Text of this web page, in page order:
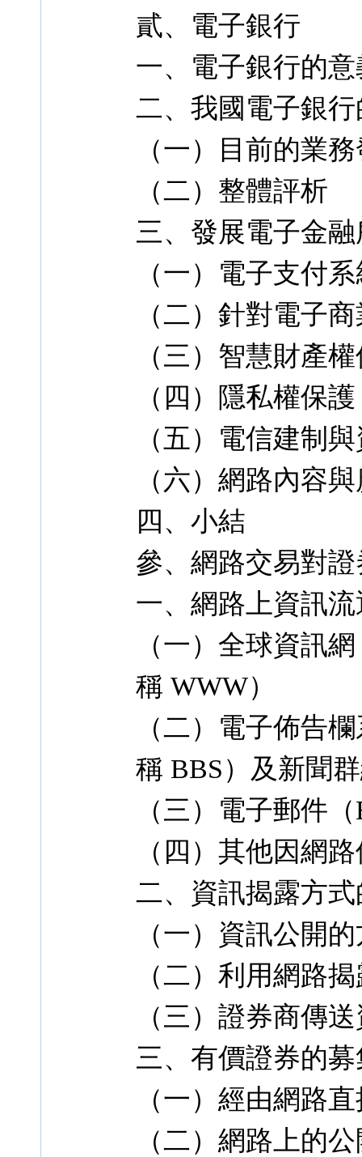
貳、電子銀行
一、電子銀行的意
二、我國電子銀
（一）目前的業
（二）整體評析
三、發展電子金
（一）電子支付
（二）針對電子
（三）智慧財產
（四）隱私權保護
（五）電信建制
（六）網路內容
四、小結
參、網路交易對
一、網路上資訊
（一）全球資訊
稱 WWW）
（二）電子佈告
稱 BBS）及新聞
（三）電子郵件
（四）其他因網
二、資訊揭露方
（一）資訊公開
（二）利用網路
（三）證券商傳
三、有價證券的
（一）經由網路
（二）網路上的